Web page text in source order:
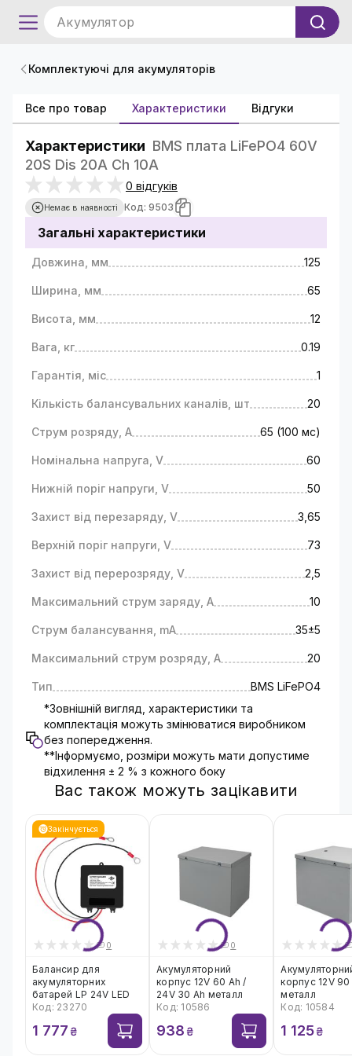
Акумулятор
Комплектуючі для акумуляторів
Все про товар Характеристики Відгуки
Характеристики BMS плата LiFePO4 60V
20S Dis 20A Ch 10A
0 відгуків
Немає в наявності Код: 9503
Загальні характеристики
Довжина, мм 125
Ширина, мм 65
Висота, мм 12
Вага, кг 0.19
Гарантія, міс 1
Кількість балансувальних каналів, шт 20
Струм розряду, А 65 (100 мс)
Номінальна напруга, V 60
Нижній поріг напруги, V 50
Захист від перезаряду, V 3,65
Верхній поріг напруги, V 73
Захист від перерозряду, V 2,5
Максимальний струм заряду, A 10
Струм балансування, mА 35±5
Максимальний струм розряду, А 20
Тип
BMS LiFePO4
*Зовнішній вигляд, характеристики та
комплектація можуть змінюватися виробником
без попередження.
**Інформуємо, розміри можуть мати допустиме
відхилення ± 2 % з кожного боку
Вас також можуть зацікавити
Закінчується
0
Балансир для
акумуляторних
батарей LP 24V LED
Код: 23270
1 777 ₴
0
Акумуляторний
корпус 12V 60 Ah /
24V 30 Ah металл
Код: 10586
938 ₴
корпус 12V 90
металл
Код: 10584
1 125₴